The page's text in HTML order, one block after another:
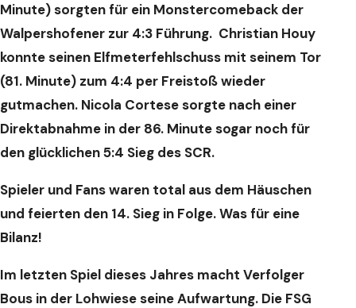
Minute) sorgten für ein Monstercomeback der
Walpershofener zur 4:3 Führung. Christian Houy
konnte seinen Elfmeterfehlschuss mit seinem Tor
(81. Minute) zum 4:4 per Freistoß wieder
gutmachen. Nicola Cortese sorgte nach einer
Direktabnahme in der 86. Minute sogar noch für
den glücklichen 5:4 Sieg des SCR.
Spieler und Fans waren total aus dem Häuschen
und feierten den 14. Sieg in Folge. Was für eine
Bilanz!
Im letzten Spiel dieses Jahres macht Verfolger
Bous in der Lohwiese seine Aufwartung. Die FSG